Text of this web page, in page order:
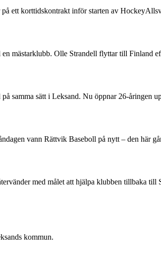
ett korttidskontrakt inför starten av
mästarklubb. Olle Strandell flyttar till Finland
samma sätt i Leksand. Nu öppnar 26-
vann Rättvik Baseboll på nytt – den här
med målet att hjälpa klubben tillbaka
kommun.